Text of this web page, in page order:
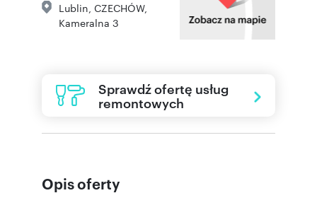
Lublin, CZECHÓW,
Kameralna 3
Sprawdź ofertę usług
remontowych
Opis oferty